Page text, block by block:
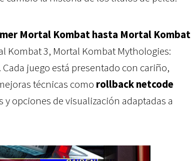
Mortal Kombat hasta Mortal Kombat
Kombat 3, Mortal Kombat Mythologies:
Cada juego está presentado con cariño,
técnicas como rollback netcode
opciones de visualización adaptadas a